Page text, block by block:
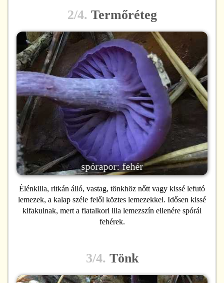
2/4. Termőréteg
Élénklila, ritkán álló, vastag, tönkhöz nőtt vagy kissé lefutó
lemezek, a kalap széle felől köztes lemezekkel. Idősen kissé
kifakulnak, mert a fiatalkori lila lemezszín ellenére spórái
fehérek.
spórapor: fehér
3/4. Tönk